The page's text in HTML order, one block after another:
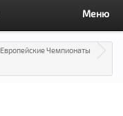
Меню
Европейские Чемпионаты